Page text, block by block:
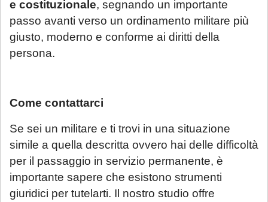
e costituzionale, segnando un importante
passo avanti verso un ordinamento militare più
giusto, moderno e conforme ai diritti della
persona.
Come contattarci
Se sei un militare e ti trovi in una situazione
simile a quella descritta ovvero hai delle difficoltà
per il passaggio in servizio permanente, è
importante sapere che esistono strumenti
giuridici per tutelarti. Il nostro studio offre